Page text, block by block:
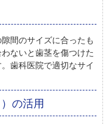
間のサイズに合ったも
ないと歯茎を傷つけた
。歯科医院で適切なサイ
の活用